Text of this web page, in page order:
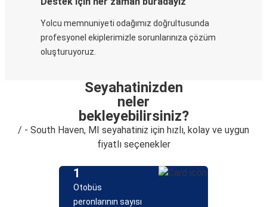
Yolcu memnuniyeti odağımız doğrultusunda
profesyonel ekiplerimizle sorunlarınıza çözüm
oluşturuyoruz.
Seyahatinizden
neler
bekleyebilirsiniz?
/ - South Haven, MI seyahatiniz için hızlı, kolay ve uygun
fiyatlı seçenekler
1
Otobüs
peronlarının sayısı